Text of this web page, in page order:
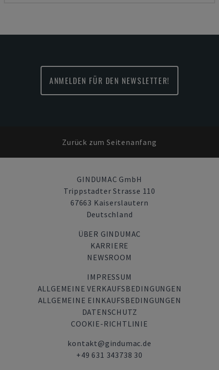
ANMELDEN FÜR DEN NEWSLETTER!
Zurück zum Seitenanfang
GINDUMAC GmbH
Trippstadter Strasse 110
67663 Kaiserslautern
Deutschland
ÜBER GINDUMAC
KARRIERE
NEWSROOM
IMPRESSUM
ALLGEMEINE VERKAUFSBEDINGUNGEN
ALLGEMEINE EINKAUFSBEDINGUNGEN
DATENSCHUTZ
COOKIE-RICHTLINIE
kontakt@gindumac.de
+49 631 343738 30